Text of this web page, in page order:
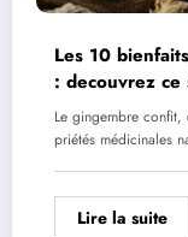
Les 10
: decouvrez ce
Le gingembre
priétés médicinales
Lire la suite